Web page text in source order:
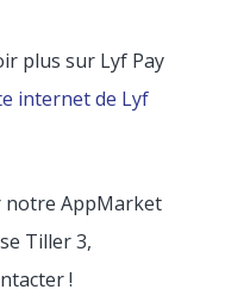
plus sur Lyf Pay
internet de Lyf
notre AppMarket
Tiller 3,
!
réel
Livraison avec
Flipdish
Fast Food
Pizzeria
Boulangerie
Ressources
COVID-19
Code
CONTACTEZ-